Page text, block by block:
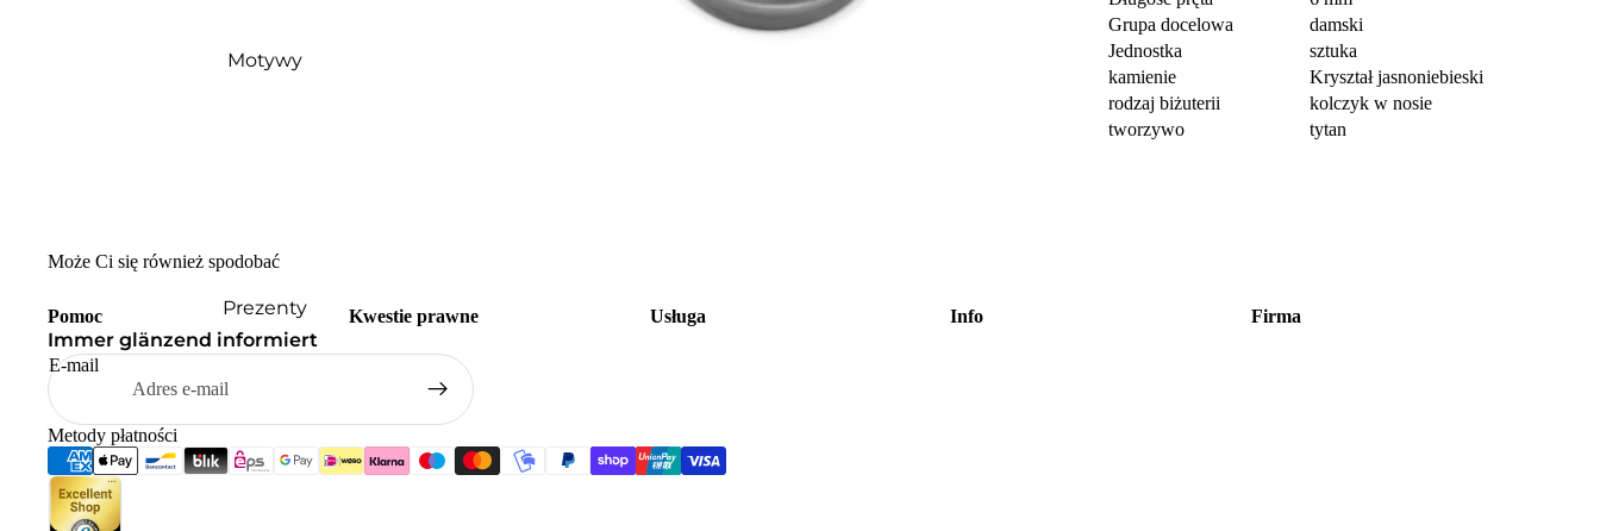
Motywy
Prezenty
Grupa docelowa
damski
Jednostka
sztuka
kamienie
Kryształ jasnoniebieski
rodzaj biżuterii
kolczyk w nosie
tworzywo
tytan
Może Ci się również spodobać
Pomoc Kwestie prawne Usługa Info Firma
Immer glänzend informiert
E-mail
Metody płatności